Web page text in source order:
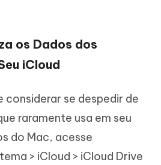
os Dados dos
iCloud
se despedir de
raramente usa em seu
do Mac, acesse
> iCloud > iCloud Drive